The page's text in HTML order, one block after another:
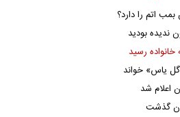
اتم را دارد؟
ندیده بودید
رسید
اعلام شد